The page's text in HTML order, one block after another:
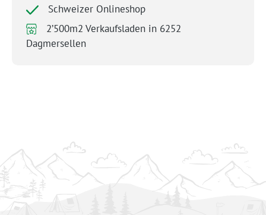
Schweizer Onlineshop
2’500m2 Verkaufsladen in 6252
Dagmersellen